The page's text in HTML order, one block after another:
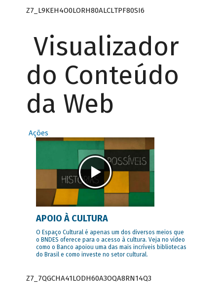
Z7_L9KEH4O0LORH80ALCLTPF80SI6
Visualizador
do Conteúdo
da Web
Ações
APOIO À CULTURA
O Espaço Cultural é apenas um dos diversos meios que
o BNDES oferece para o acesso à cultura. Veja no vídeo
como o Banco apoiou uma das mais incríveis bibliotecas
do Brasil e como investe no setor cultural.
Z7_7QGCHA41LODH60A3OQA8RN14Q3